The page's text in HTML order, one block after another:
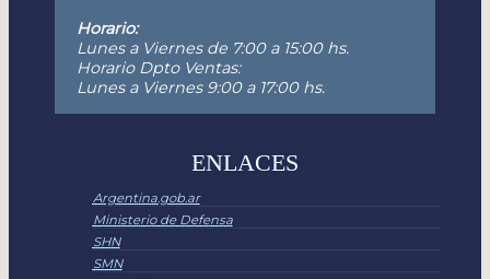
Horario:
Lunes a Viernes de 7:00 a 15:00 hs.
Horario Dpto Ventas:
Lunes a Viernes 9:00 a 17:00 hs.
ENLACES
Argentina.gob.ar
Ministerio de Defensa
SHN
SMN